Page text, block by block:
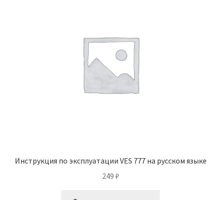
Инструкция по эксплуатации VES 777 на русском языке
249 ₽